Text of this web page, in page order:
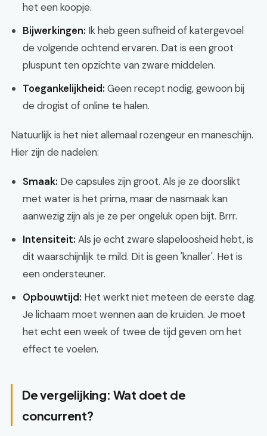
het een koopje.
Bijwerkingen: Ik heb geen sufheid of katergevoel
de volgende ochtend ervaren. Dat is een groot
pluspunt ten opzichte van zware middelen.
Toegankelijkheid: Geen recept nodig, gewoon bij
de drogist of online te halen.
Natuurlijk is het niet allemaal rozengeur en maneschijn.
Hier zijn de nadelen:
Smaak: De capsules zijn groot. Als je ze doorslikt
met water is het prima, maar de nasmaak kan
aanwezig zijn als je ze per ongeluk open bijt. Brrr.
Intensiteit: Als je echt zware slapeloosheid hebt, is
dit waarschijnlijk te mild. Dit is geen 'knaller'. Het is
een ondersteuner.
Opbouwtijd: Het werkt niet meteen de eerste dag.
Je lichaam moet wennen aan de kruiden. Je moet
het echt een week of twee de tijd geven om het
effect te voelen.
De vergelijking: Wat doet de
concurrent?